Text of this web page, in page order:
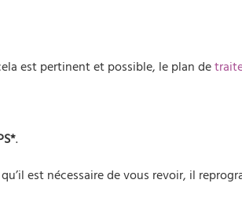
est pertinent et possible, le plan de
.
est nécessaire de vous revoir, il